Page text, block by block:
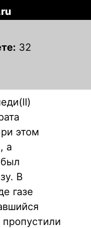
32
этом
а
В
газе
пропустили